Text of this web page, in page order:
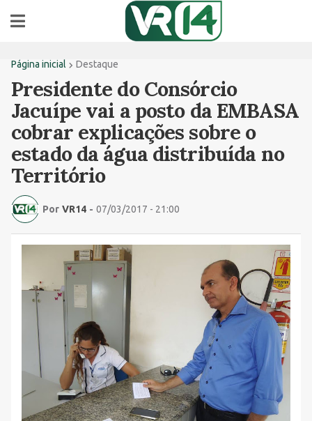
Página inicial Destaque
Presidente do Consórcio
Jacuípe vai a posto da EMBASA
cobrar explicações sobre o
estado da água distribuída no
Território
Por VR14 - 07/03/2017 - 21:00